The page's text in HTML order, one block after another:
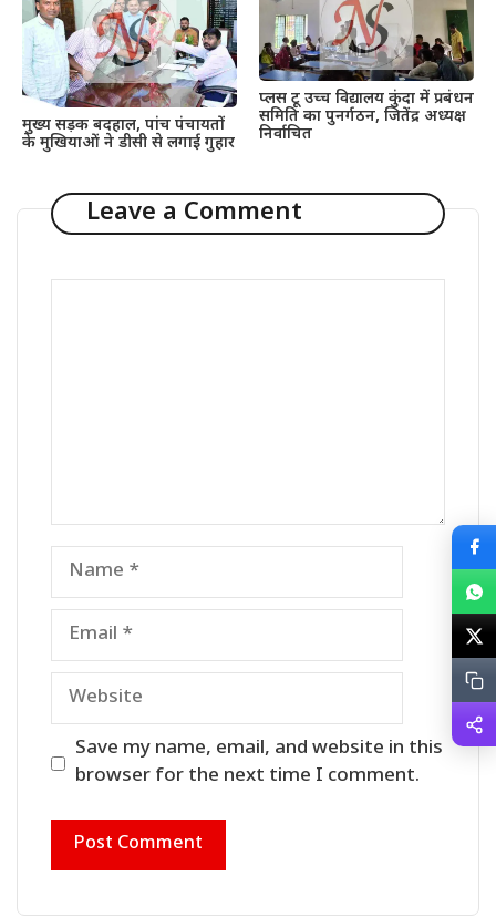
मुख्य सड़क बदहाल, पांच पंचायतों
के मुखियाओं ने डीसी से लगाई गुहार
प्लस टू उच्च विद्यालय कुंदा में प्रबंधन
समिति का पुनर्गठन, जितेंद्र अध्यक्ष
निर्वाचित
Leave a Comment
Name
Email
Website
Save my name, email, and website in this
browser for the next time I comment.